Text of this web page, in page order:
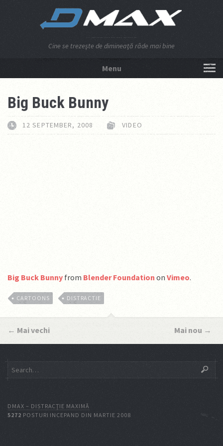
Cine se trezeşte de dimineaţă râde mai bine
Menu
Big Buck Bunny
12 SEPTEMBER, 2008 VIDEO
Big Buck Bunny from Blender Foundation on Vimeo.
CARTOONS DISTRACTIE
← Mai vechi Mai nou →
DMAX – DISTRACŢIE MAXIMĂ
5272 POSTURI INCEPAND DIN MARTIE 2008